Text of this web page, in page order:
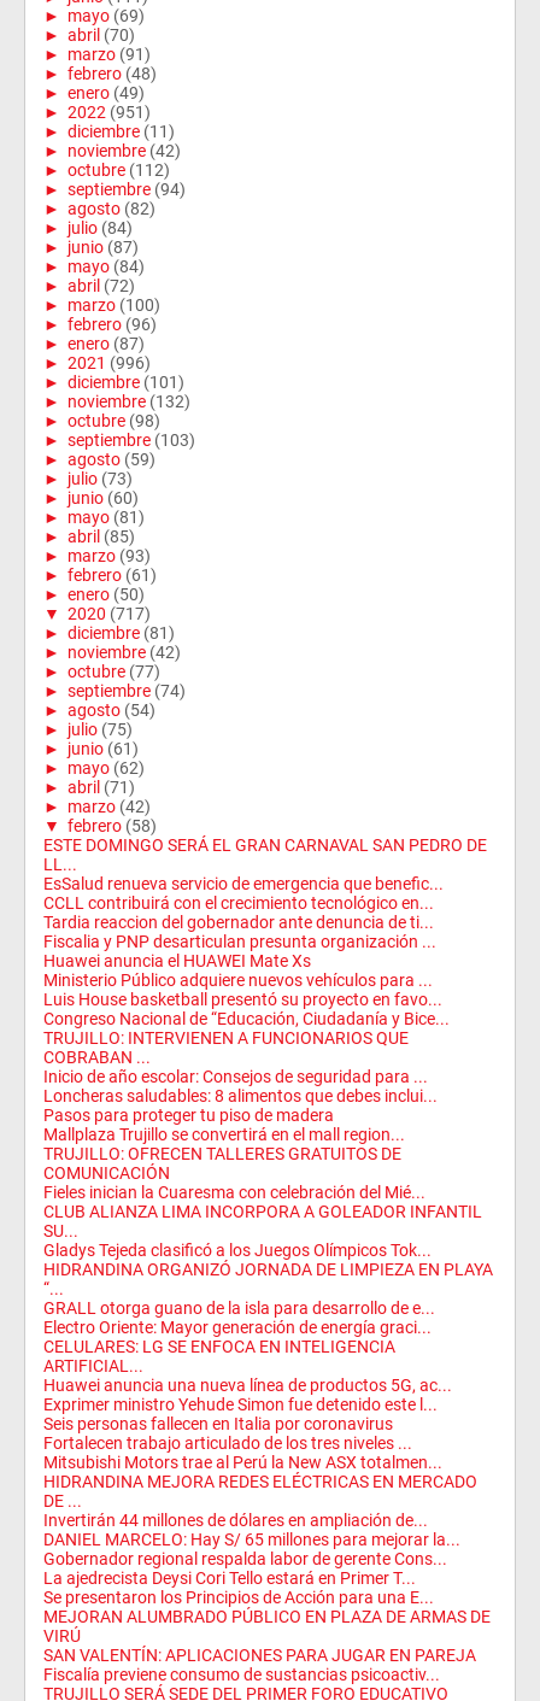
► mayo (69)
► abril (70)
► marzo (91)
► febrero (48)
► enero (49)
► 2022 (951)
► diciembre (11)
► noviembre (42)
► octubre (112)
► septiembre (94)
► agosto (82)
► julio (84)
► junio (87)
► mayo (84)
► abril (72)
► marzo (100)
► febrero (96)
► enero (87)
► 2021 (996)
► diciembre (101)
► noviembre (132)
► octubre (98)
► septiembre (103)
► agosto (59)
► julio (73)
► junio (60)
► mayo (81)
► abril (85)
► marzo (93)
► febrero (61)
► enero (50)
▼ 2020 (717)
► diciembre (81)
► noviembre (42)
► octubre (77)
► septiembre (74)
► agosto (54)
► julio (75)
► junio (61)
► mayo (62)
► abril (71)
► marzo (42)
▼ febrero (58)
ESTE DOMINGO SERÁ EL GRAN CARNAVAL SAN PEDRO DE
LL...
EsSalud renueva servicio de emergencia que benefic...
CCLL contribuirá con el crecimiento tecnológico en...
Tardia reaccion del gobernador ante denuncia de ti...
Fiscalia y PNP desarticulan presunta organización ...
Huawei anuncia el HUAWEI Mate Xs
Ministerio Público adquiere nuevos vehículos para ...
Luis House basketball presentó su proyecto en favo...
Congreso Nacional de “Educación, Ciudadanía y Bice...
TRUJILLO: INTERVIENEN A FUNCIONARIOS QUE
COBRABAN ...
Inicio de año escolar: Consejos de seguridad para ...
Loncheras saludables: 8 alimentos que debes inclui...
Pasos para proteger tu piso de madera
Mallplaza Trujillo se convertirá en el mall region...
TRUJILLO: OFRECEN TALLERES GRATUITOS DE
COMUNICACIÓN
Fieles inician la Cuaresma con celebración del Mié...
CLUB ALIANZA LIMA INCORPORA A GOLEADOR INFANTIL
SU...
Gladys Tejeda clasificó a los Juegos Olímpicos Tok...
HIDRANDINA ORGANIZÓ JORNADA DE LIMPIEZA EN PLAYA
“...
GRALL otorga guano de la isla para desarrollo de e...
Electro Oriente: Mayor generación de energía graci...
CELULARES: LG SE ENFOCA EN INTELIGENCIA
ARTIFICIAL...
Huawei anuncia una nueva línea de productos 5G, ac...
Exprimer ministro Yehude Simon fue detenido este l...
Seis personas fallecen en Italia por coronavirus
Fortalecen trabajo articulado de los tres niveles ...
Mitsubishi Motors trae al Perú la New ASX totalmen...
HIDRANDINA MEJORA REDES ELÉCTRICAS EN MERCADO
DE ...
Invertirán 44 millones de dólares en ampliación de...
DANIEL MARCELO: Hay S/ 65 millones para mejorar la...
Gobernador regional respalda labor de gerente Cons...
La ajedrecista Deysi Cori Tello estará en Primer T...
Se presentaron los Principios de Acción para una E...
MEJORAN ALUMBRADO PÚBLICO EN PLAZA DE ARMAS DE
VIRÚ
SAN VALENTÍN: APLICACIONES PARA JUGAR EN PAREJA
Fiscalía previene consumo de sustancias psicoactiv...
TRUJILLO SERÁ SEDE DEL PRIMER FORO EDUCATIVO